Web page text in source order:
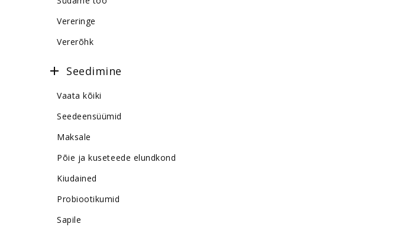
Vereringe
Vererõhk
Seedimine
Vaata kõiki
Seedeensüümid
Maksale
Põie ja kuseteede elundkond
Kiudained
Probiootikumid
Sapile